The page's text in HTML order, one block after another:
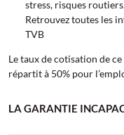
stress, risques
Retrouvez toutes les
TVB
Le taux de cotisation de ce
répartit à 50% pour
LA GARANTIE